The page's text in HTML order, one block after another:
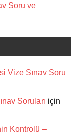
Soru ve
Vize Sınav Soru
Soruları için
Kontrolü –